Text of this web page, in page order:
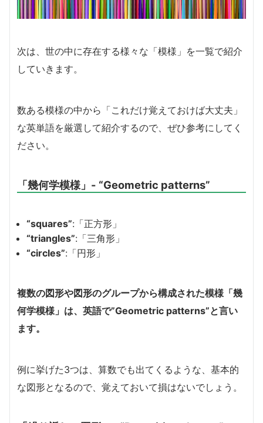
次は、世の中に存在する様々な「模様」を一覧で紹介
していきます。
数ある模様の中から「これだけ覚えておけば大丈夫」
な英単語を厳選して紹介するので、ぜひ参考にしてく
ださい。
「幾何学模様」- “Geometric patterns”
“squares”:「正方形」
“triangles”:「三角形」
“circles”:「円形」
複数の図形や図形のグループから構成された模様「幾
何学模様」は、英語で”Geometric patterns”と言い
ます。
例に挙げた3つは、算数でも出てくるような、基本的
な図形となるので、覚えておいて損はないでしょう。